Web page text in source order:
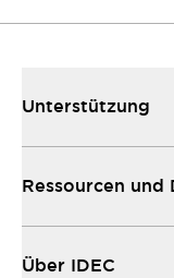
Unterstützung
Ressourcen und
Über IDEC